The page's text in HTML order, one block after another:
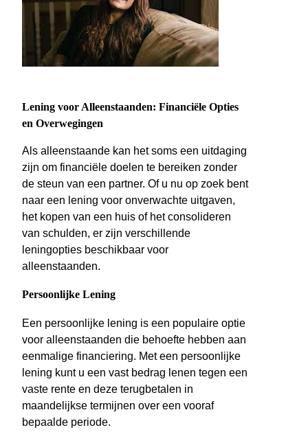
Lening voor Alleenstaanden: Financiële Opties
en Overwegingen
Als alleenstaande kan het soms een uitdaging
zijn om financiële doelen te bereiken zonder
de steun van een partner. Of u nu op zoek bent
naar een lening voor onverwachte uitgaven,
het kopen van een huis of het consolideren
van schulden, er zijn verschillende
leningopties beschikbaar voor
alleenstaanden.
Persoonlijke Lening
Een persoonlijke lening is een populaire optie
voor alleenstaanden die behoefte hebben aan
eenmalige financiering. Met een persoonlijke
lening kunt u een vast bedrag lenen tegen een
vaste rente en deze terugbetalen in
maandelijkse termijnen over een vooraf
bepaalde periode.